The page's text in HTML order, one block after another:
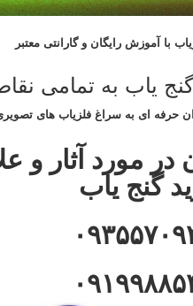
با آموزش رایگان و گارانتی معتبر
یاب به تمامی
حرفه ای به سراغ فلزیاب های
مورد آثار و
گنج یاب